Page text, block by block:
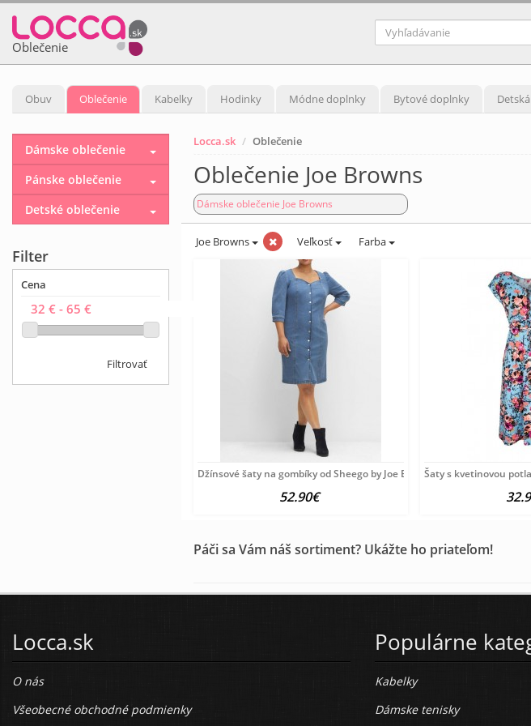
Oblečenie
Obuv Oblečenie Kabelky Hodinky Módne doplnky Bytové doplnky
Locca.sk Oblečenie
Oblečenie Joe Browns
Dámske oblečenie Joe Browns
Joe Browns Veľkosť Farba
Džínsové šaty na gombíky od Sheego by Joe Browns, modré
52.90€
Šaty s kvetinovou
Páči sa Vám náš sortiment? Ukážte ho priateľom!
Dámske oblečenie
Pánske oblečenie
Detské oblečenie
Filter
Cena
Filtrovať
Locca.sk
O nás
Všeobecné obchodné podmienky
Populárne
Kabelky
Dámske tenisky